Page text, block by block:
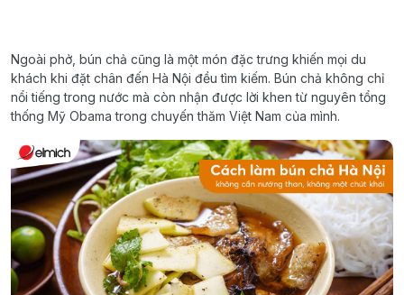
Ngoài phở, bún chả cũng là một món đặc trưng khiến mọi du
khách khi đặt chân đến Hà Nội đều tìm kiếm. Bún chả không chỉ
nổi tiếng trong nước mà còn nhận được lời khen từ nguyên tổng
thống Mỹ Obama trong chuyến thăm Việt Nam của mình.